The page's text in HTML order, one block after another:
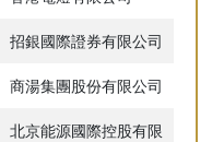
招銀國際證券有限公司
商湯集團股份有限公司
北京能源國際控股有限